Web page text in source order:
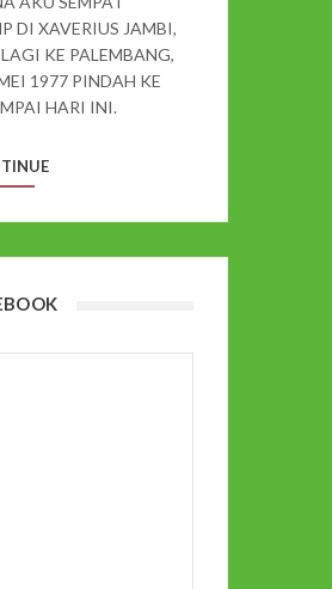
DI XAVERIUS JAMBI,
KE PALEMBANG,
1977 PINDAH KE
HARI INI.